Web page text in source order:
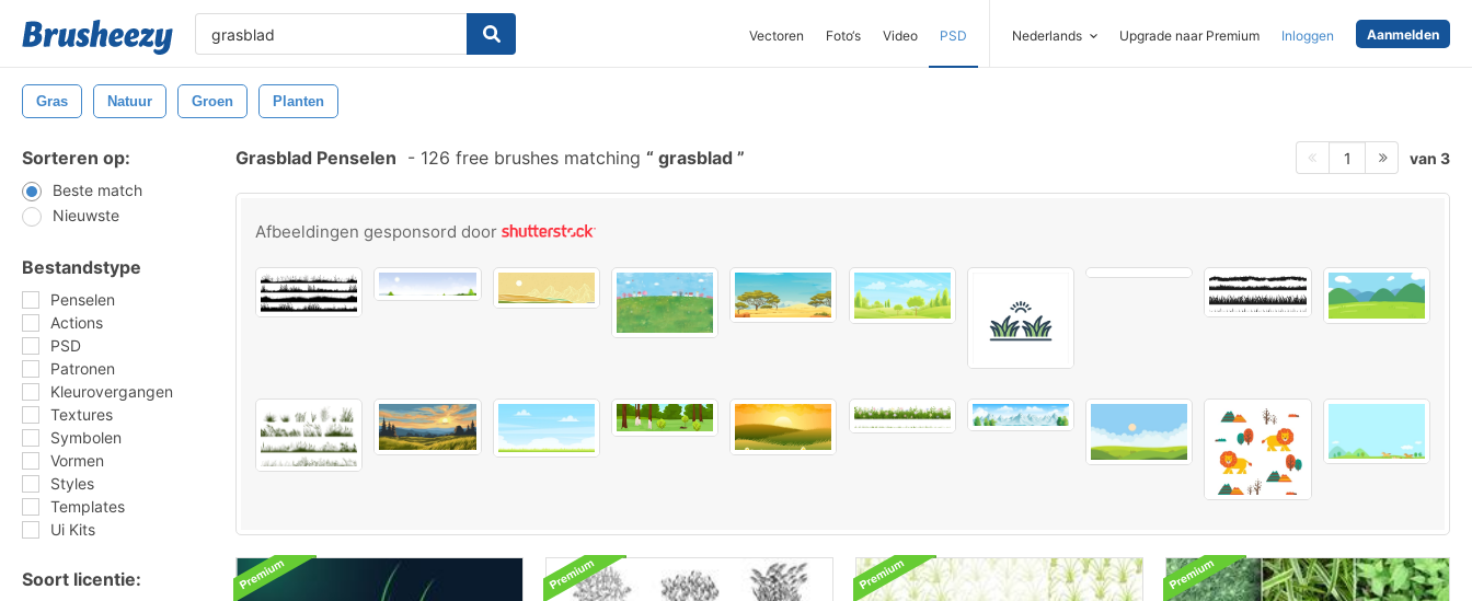
Vectoren Foto‘s Video PSD Nederlands Upgrade naar Premium Inloggen Aanmelden
Gras Natuur Groen Planten
Sorteren op:
Beste match
Nieuwste
Bestandstype
Penselen
Actions
PSD
Patronen
Kleurovergangen
Textures
Symbolen
Vormen
Styles
Templates
Ui Kits
Soort licentie:
Grasblad Penselen - 126 free brushes matching grasblad 1 van 3
Afbeeldingen gesponsord door